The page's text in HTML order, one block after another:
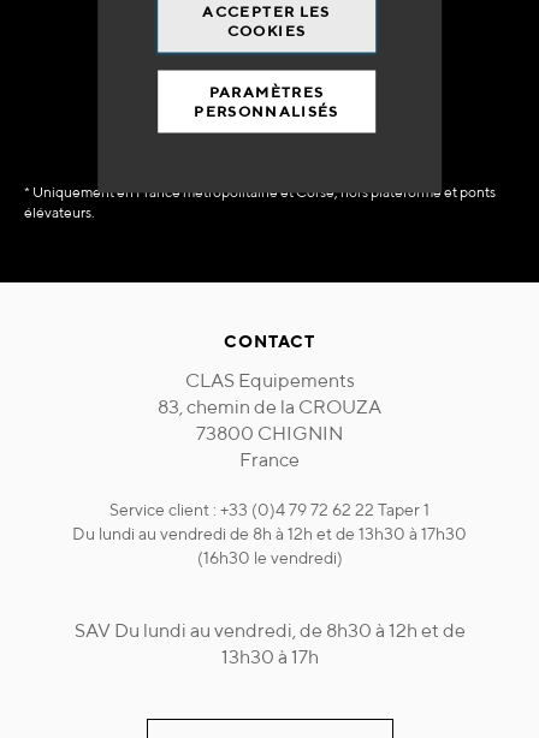
ACCEPTER LES
COOKIES
PARAMÈTRES
PERSONNALISÉS
90% du catalogue
en disponibilité
immédiate
* Uniquement en France métropolitaine et Corse, hors plateforme et ponts
élévateurs.
CONTACT
CLAS Equipements
83, chemin de la CROUZA
73800 CHIGNIN
France
Service client : +33 (0)4 79 72 62 22 Taper 1
Du lundi au vendredi de 8h à 12h et de 13h30 à 17h30
(16h30 le vendredi)
SAV Du lundi au vendredi, de 8h30 à 12h et de
13h30 à 17h